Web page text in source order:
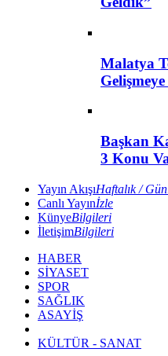
Malatya
Başkan
3 Konu
Yayın AkışıHaftalık /
Canlı Yayınİzle
KünyeBilgileri
İletişimBilgileri
HABER
SİYASET
SPOR
SAĞLIK
ASAYİŞ
KÜLTÜR - SANAT